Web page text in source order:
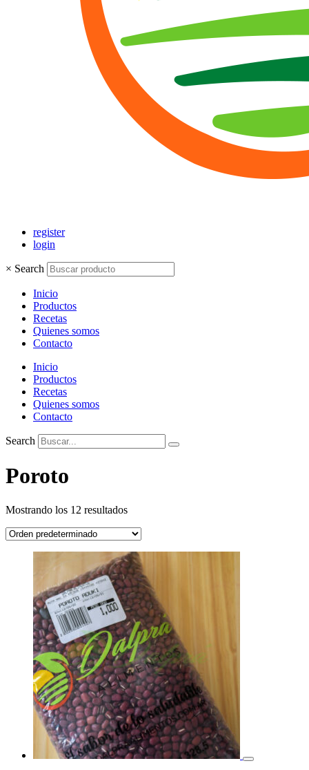
register
login
× Search
Inicio
Productos
Recetas
Quienes somos
Contacto
Inicio
Productos
Recetas
Quienes somos
Contacto
Search
Poroto
Mostrando los 12 resultados